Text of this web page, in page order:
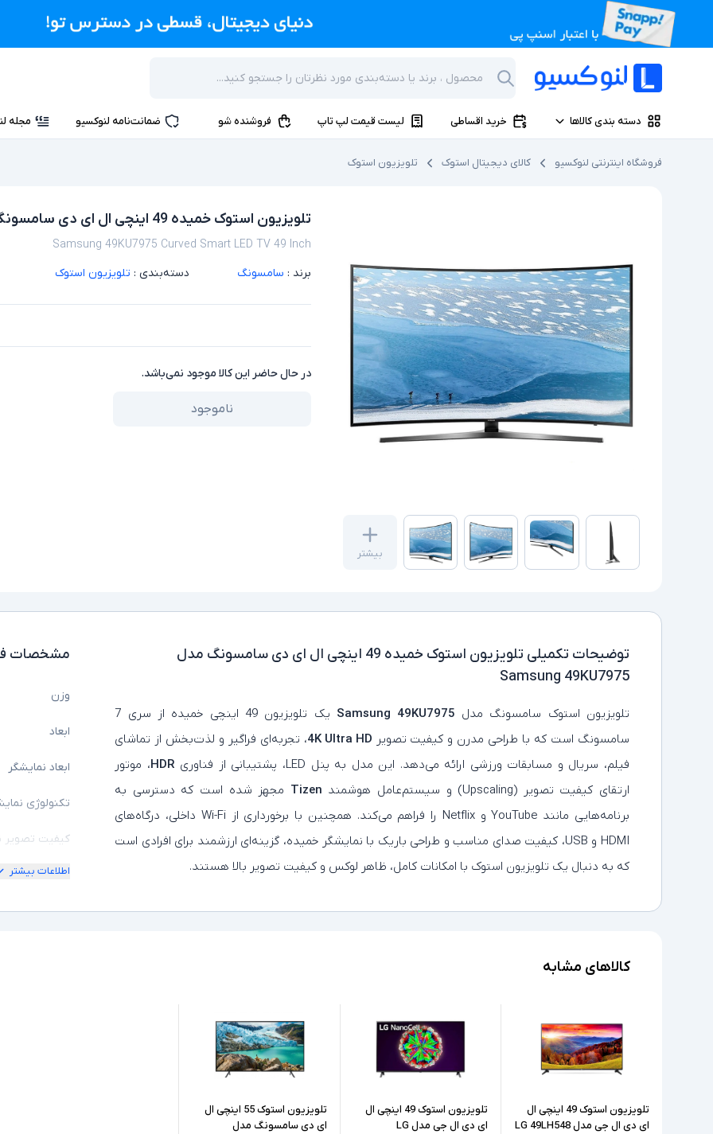
دسته بندی کالاها خرید اقساطی لیست قیمت لپ تاپ فروشنده شو ضمانت‌نامه لنوکسیو مجله
فروشگاه اینترنتی لنوکسیو کالای دیجیتال استوک تلویزیون استوک
بیشتر
تلویزیون استوک خمیده 49 اینچی ال ای دی سامسونگ مدل Samsung 49KU7975
Samsung 49KU7975 Curved Smart LED TV 49 Inch
برند : سامسونگ دسته‌بندی : تلویزیون استوک
در حال حاضر این کالا موجود نمی‌باشد.
ناموجود
توضیحات تکمیلی
تلویزیون استوک خمیده 49 اینچی ال ای دی سامسونگ مدل
Samsung 49KU7975
تلویزیون استوک سامسونگ مدل Samsung 49KU7975
یک تلویزیون 49 اینچی خمیده از سری 7
سامسونگ است که با طراحی مدرن و کیفیت تصویر 4K Ultra HD، تجربه‌ای فراگیر و لذت‌بخش از تماشای
فیلم، سریال و مسابقات ورزشی ارائه می‌دهد. این مدل به پنل LED، پشتیبانی از فناوری
HDR، موتور
ارتقای کیفیت تصویر (Upscaling) و سیستم‌عامل هوشمند
Tizen مجهز شده است که دسترسی به
برنامه‌هایی مانند YouTube و Netflix را فراهم می‌کند. همچنین با برخورداری از Wi-Fi داخلی، درگاه‌های
HDMI و USB، کیفیت صدای مناسب و طراحی باریک با نمایشگر خمیده، گزینه‌ای ارزشمند برای افرادی است
که به دنبال یک تلویزیون استوک با امکانات کامل، ظاهر لوکس و کیفیت تصویر بالا هستند.
مشخصات
وزن
ابعاد
ابعاد نمایشگر
تکنولوژی
کیفیت تصویر
درگاه های
اطلاعات بیشتر
کالاهای مشابه
تلویزیون استوک 49 اینچی ال
ای دی ال جی مدل LG 49LH548
تلویزیون استوک 49 اینچی ال
ای دی ال جی مدل LG
تلویزیون استوک 55 اینچی ال
ای دی سامسونگ مدل